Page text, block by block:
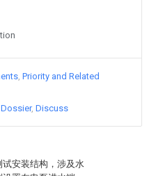
安装结构，涉及水
Priority and Related
Discuss